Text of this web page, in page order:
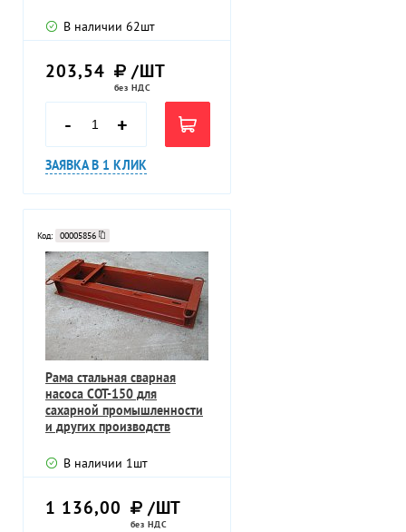
В наличии 62шт
203,54 /ШТ
без НДС
- +
ЗАЯВКА В 1 КЛИК
Код: 00005856
Рама стальная сварная
насоса СОТ-150 для
сахарной промышленности
и других производств
В наличии 1шт
1 136,00 /ШТ
без НДС